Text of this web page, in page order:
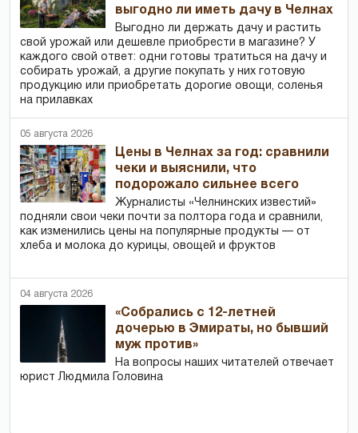
выгодно ли иметь дачу в Челнах
Выгодно ли держать дачу и растить
свой урожай или дешевле приобрести в магазине? У
каждого свой ответ: одни готовы тратиться на дачу и
собирать урожай, а другие покупать у них готовую
продукцию или приобретать дорогие овощи, соленья
на прилавках
05 августа 2026
Цены в Челнах за год: сравнили
чеки и выяснили, что
подорожало сильнее всего
Журналисты «Челнинских известий»
подняли свои чеки почти за полтора года и сравнили,
как изменились цены на популярные продукты — от
хлеба и молока до курицы, овощей и фруктов
04 августа 2026
«Собрались с 12-летней
дочерью в Эмираты, но бывший
муж против»
На вопросы наших читателей отвечает
юрист Людмила Головина